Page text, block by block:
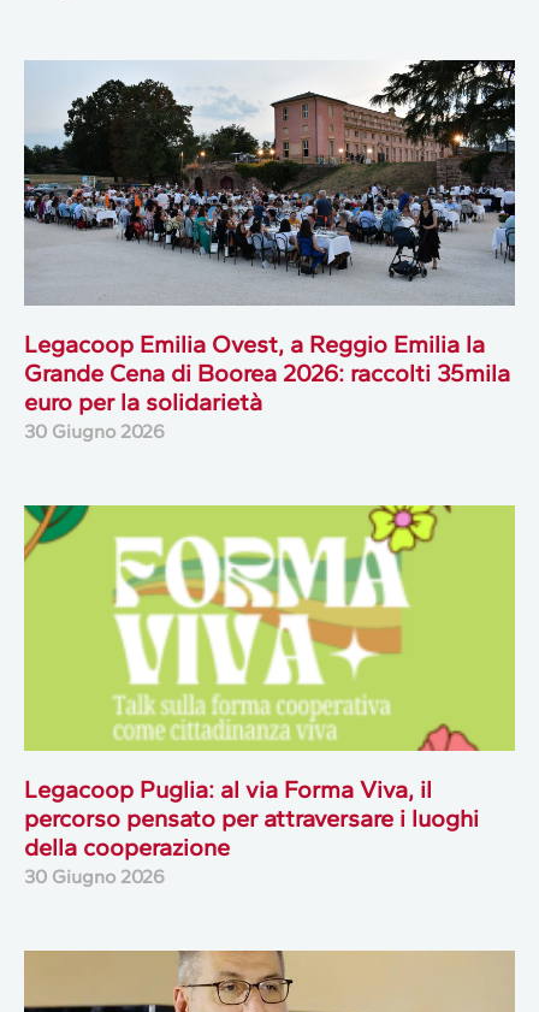
Legacoop Emilia Ovest, a Reggio Emilia la
Grande Cena di Boorea 2026: raccolti 35mila
euro per la solidarietà
30 Giugno 2026
Legacoop Puglia: al via Forma Viva, il
percorso pensato per attraversare i luoghi
della cooperazione
30 Giugno 2026